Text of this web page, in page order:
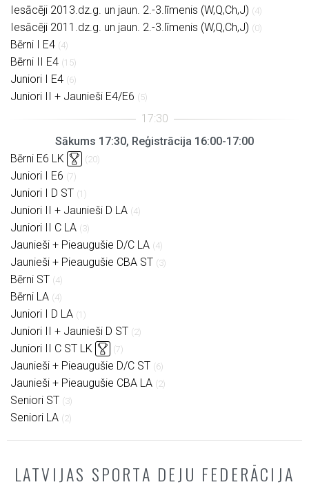
Iesācēji 2013.dz.g. un jaun. 2.-3.līmenis (W,Q,Ch,J) (4)
Iesācēji 2011.dz.g. un jaun. 2.-3.līmenis (W,Q,Ch,J) (0)
Bērni I E4 (4)
Bērni II E4 (15)
Juniori I E4 (6)
Juniori II + Jaunieši E4/E6 (5)
Sākums 17:30, Reģistrācija 16:00-17:00
Bērni E6 LK
(20)
Juniori I E6 (7)
Juniori I D ST (1)
Juniori II + Jaunieši D LA (4)
Juniori II C LA (3)
Jaunieši + Pieaugušie D/C LA (4)
Jaunieši + Pieaugušie CBA ST (3)
Bērni ST (4)
Bērni LA (4)
Juniori I D LA (1)
Juniori II + Jaunieši D ST (2)
Juniori II C ST LK (7)
Jaunieši + Pieaugušie D/C ST (6)
Jaunieši + Pieaugušie CBA LA (2)
Seniori ST (3)
Seniori LA (2)
LATVIJAS SPORTA DEJU FEDERĀCIJA